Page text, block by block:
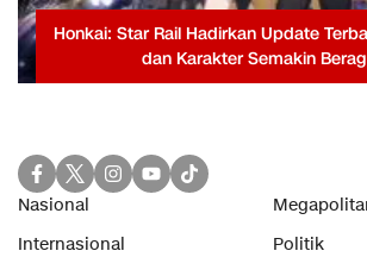
Honkai: Star Rail Hadirkan Update
dan Karakter Semakin
Nasional
Internasional
Politik